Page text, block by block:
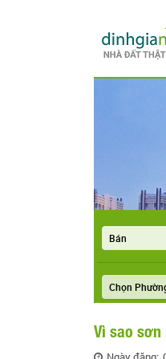
Vì sao